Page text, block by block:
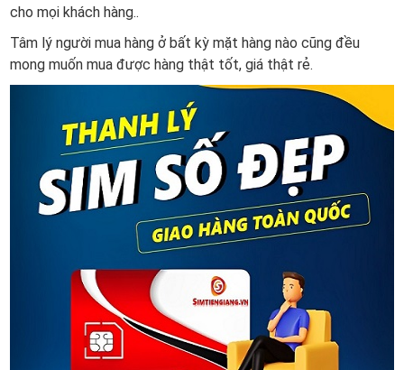
cho mọi khách hàng..
Tâm lý người mua hàng ở bất kỳ mặt hàng nào cũng đều
mong muốn mua được hàng thật tốt, giá thật rẻ.